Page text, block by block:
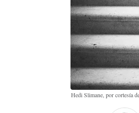
Hedi Slimane, por cortesía